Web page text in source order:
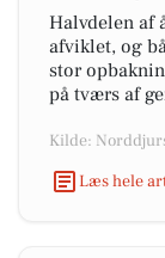
Halvdelen af
afviklet, og
stor
på tværs af
Kilde:
Læs hele